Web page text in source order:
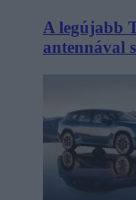
A legújabb
antennával